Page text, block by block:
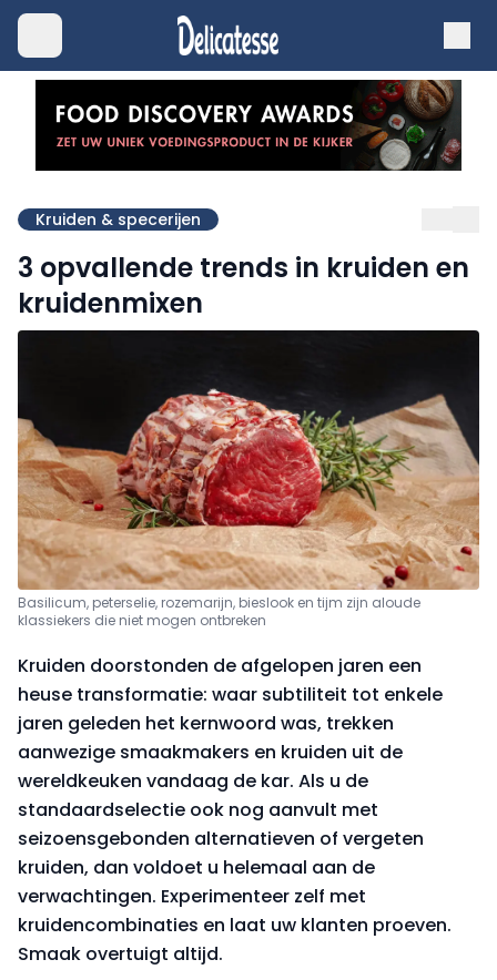
Kruiden & specerijen
3 opvallende trends in kruiden en
kruidenmixen
Basilicum, peterselie, rozemarijn, bieslook en tijm zijn aloude
klassiekers die niet mogen ontbreken
Kruiden doorstonden de afgelopen jaren een
heuse transformatie: waar subtiliteit tot enkele
jaren geleden het kernwoord was, trekken
aanwezige smaakmakers en kruiden uit de
wereldkeuken vandaag de kar. Als u de
standaardselectie ook nog aanvult met
seizoensgebonden alternatieven of vergeten
kruiden, dan voldoet u helemaal aan de
verwachtingen. Experimenteer zelf met
kruidencombinaties en laat uw klanten proeven.
Smaak overtuigt altijd.